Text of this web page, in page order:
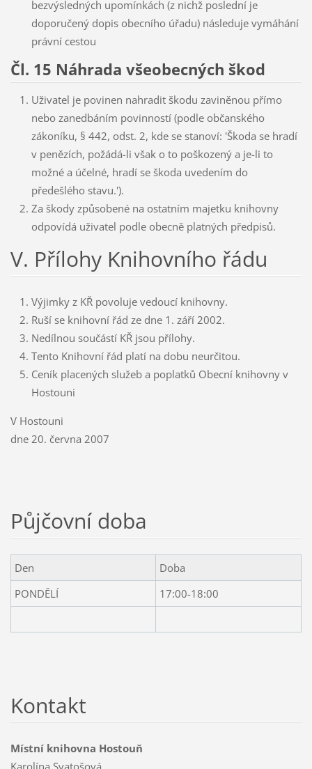
bezvýsledných upomínkách (z nichž poslední je
doporučený dopis obecního úřadu) následuje vymáhání
právní cestou
Čl. 15 Náhrada všeobecných škod
Uživatel je povinen nahradit škodu zaviněnou přímo
nebo zanedbáním povinností (podle občanského
zákoníku, § 442, odst. 2, kde se stanoví: 'Škoda se hradí
v penězích, požádá-li však o to poškozený a je-li to
možné a účelné, hradí se škoda uvedením do
předešlého stavu.').
Za škody způsobené na ostatním majetku knihovny
odpovídá uživatel podle obecně platných předpisů.
V. Přílohy Knihovního řádu
Výjimky z KŘ povoluje vedoucí knihovny.
Ruší se knihovní řád ze dne 1. září 2002.
Nedílnou součástí KŘ jsou přílohy.
Tento Knihovní řád platí na dobu neurčitou.
Ceník placených služeb a poplatků Obecní knihovny v
Hostouni
V Hostouni
dne 20. června 2007
Půjčovní doba
Den
Doba
PONDĚLÍ
17:00-18:00
Kontakt
Místní knihovna Hostouň
Karolína Svatošová